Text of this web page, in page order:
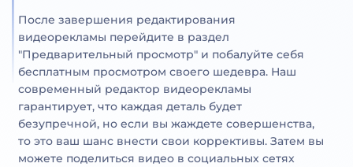
После завершения редактирования
видеорекламы перейдите в раздел
"Предварительный просмотр" и побалуйте себя
бесплатным просмотром своего шедевра. Наш
современный редактор видеорекламы
гарантирует, что каждая деталь будет
безупречной, но если вы жаждете совершенства,
то это ваш шанс внести свои коррективы. Затем вы
можете поделиться видео в социальных сетях